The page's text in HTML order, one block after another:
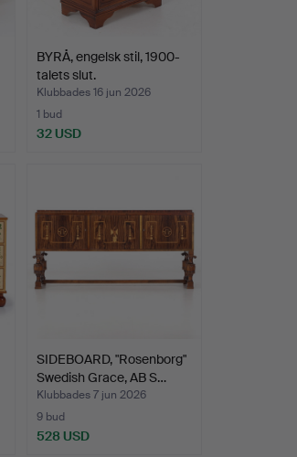
BYRÅ, engelsk stil, 1900-
talets slut.
Klubbades 16 jun 2026
1 bud
32 USD
SIDEBOARD, "Rosenborg"
Swedish Grace, AB S…
Klubbades 7 jun 2026
9 bud
528 USD